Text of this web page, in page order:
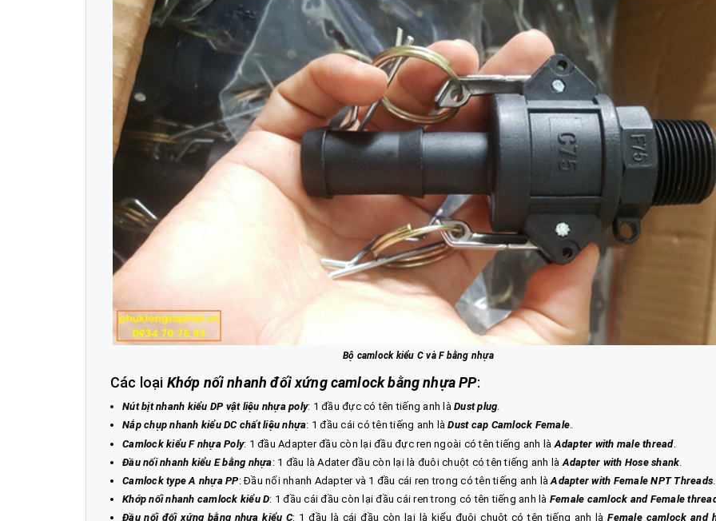
Bộ camlock kiểu C và F bằng nhựa
Các loại Khớp nối nhanh đối xứng camlock bằng nhựa PP:
Nút bịt nhanh kiểu DP vật liệu nhựa poly: 1 đầu đực có tên tiếng anh là Dust plug.
Nắp chụp nhanh kiểu DC chất liệu nhựa: 1 đầu cái có tên tiếng anh làDust cap Camlock Female.
Camlock kiểu F nhựa Poly: 1 đầu Adapter đầu còn lại đầu đực ren ngoài có tên tiếng anh là Adapter with male thread.
Đầu nối nhanh kiểu E bằng nhựa: 1 đầu là Adater đầu còn lại là đuôi chuột có tên tiếng anh là Adapter with Hose shank
Camlock type A nhựa PP: Đầu nối nhanh Adapter và 1 đầu cái ren trong có tên tiếng anh làAdapter with Female NPT Threads
Khớp nối nhanh camlock kiểu D: 1 đầu cái đầu còn lại đầu cái ren trong có tên tiếng anh là Female camlock and Female
Đầu nối đối xứng bằng nhựa kiểu C: 1 đầu là cái đầu còn lại là kiểu đuôi chuột có tên tiếng anh làFemale camlock and